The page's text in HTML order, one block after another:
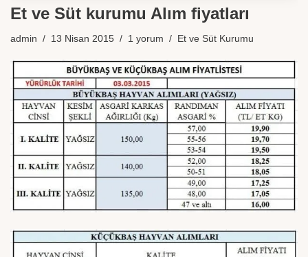
Et ve Süt kurumu Alım fiyatları
admin 13 Nisan 2015 1 yorum Et ve Süt Kurumu